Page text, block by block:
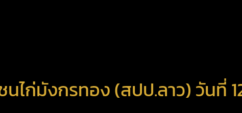
ไก่มังกรทอง (สปป.ลาว) วันที่